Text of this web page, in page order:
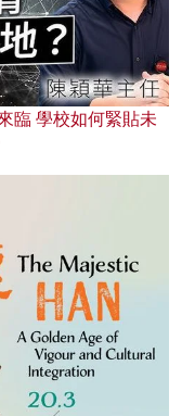
臨 學校如何緊貼未